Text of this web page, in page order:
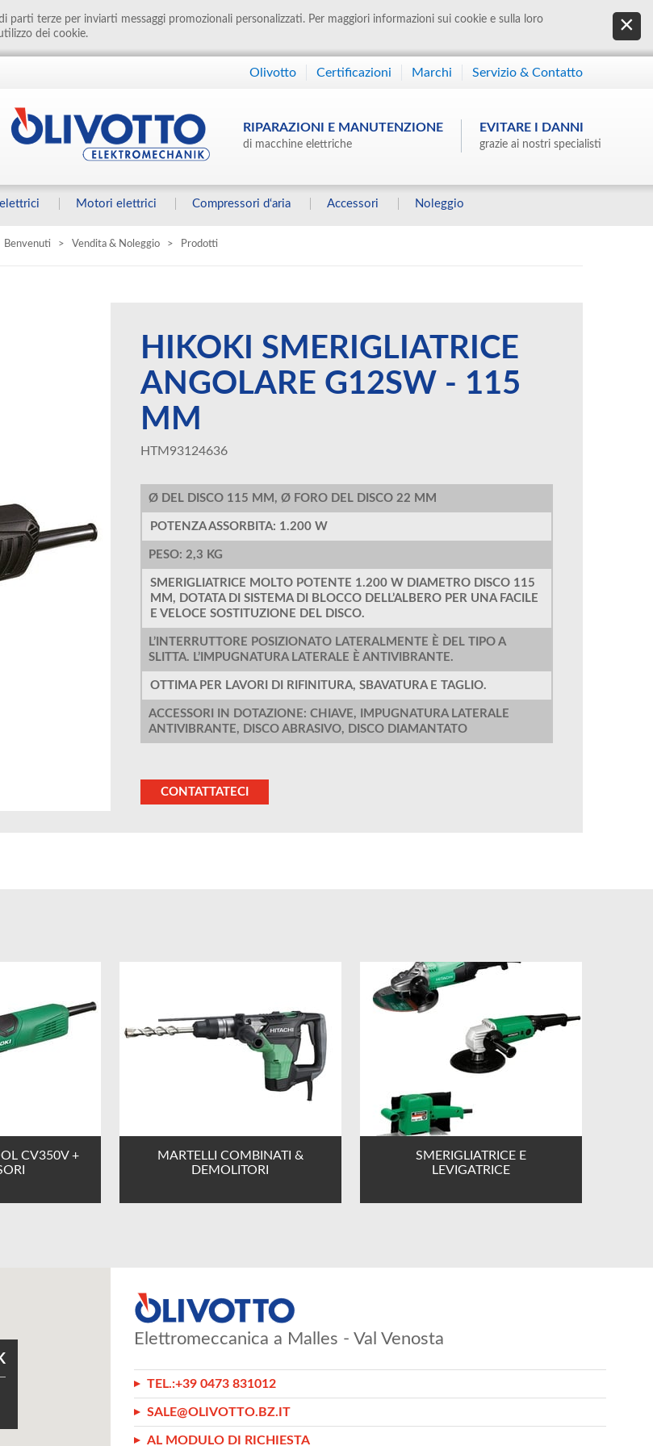
terze per inviarti messaggi promozionali personalizzati. Per maggiori informazioni sui cookie e sulla loro
dei cookie.
Motori elettrici Compressori d‘aria Accessori Noleggio
RIPARAZIONI E MANUTENZIONE
di macchine elettriche
EVITARE I DANNI
grazie ai nostri specialisti
Olivotto Certificazioni Marchi Servizio & Contatto
Benvenuti > Vendita & Noleggio > Prodotti
HIKOKI SMERIGLIATRICE
ANGOLARE G12SW - 115
MM
HTM93124636
Ø DEL DISCO 115 MM, Ø FORO DEL DISCO 22 MM
POTENZA ASSORBITA: 1.200 W
PESO: 2,3 KG
SMERIGLIATRICE MOLTO POTENTE 1.200 W DIAMETRO DISCO 115
MM, DOTATA DI SISTEMA DI BLOCCO DELL’ALBERO PER UNA FACILE
E VELOCE SOSTITUZIONE DEL DISCO.
L’INTERRUTTORE POSIZIONATO LATERALMENTE È DEL TIPO A
SLITTA. L’IMPUGNATURA LATERALE È ANTIVIBRANTE.
OTTIMA PER LAVORI DI RIFINITURA, SBAVATURA E TAGLIO.
ACCESSORI IN DOTAZIONE: CHIAVE, IMPUGNATURA LATERALE
ANTIVIBRANTE, DISCO ABRASIVO, DISCO DIAMANTATO
CONTATTATECI
CV350V +
MARTELLI COMBINATI &
DEMOLITORI
SMERIGLIATRICE E
LEVIGATRICE
Elettromeccanica a Malles - Val Venosta
TEL.:+39 0473 831012
SALE@OLIVOTTO.BZ.IT
AL MODULO DI RICHIESTA